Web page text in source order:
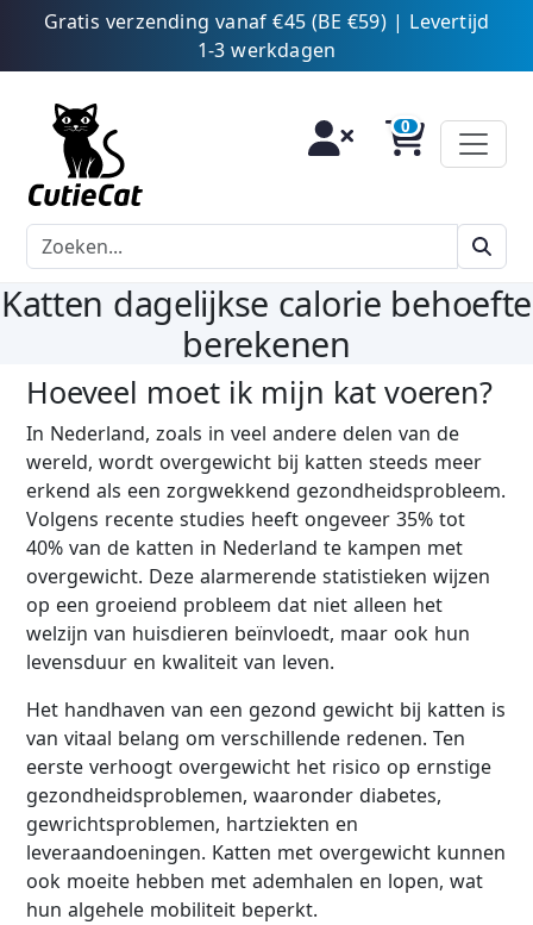
Gratis verzending vanaf €45 (BE €59) | Levertijd
1-3 werkdagen
Katten dagelijkse calorie behoefte
berekenen
Hoeveel moet ik mijn kat voeren?
In Nederland, zoals in veel andere delen van de
wereld, wordt overgewicht bij katten steeds meer
erkend als een zorgwekkend gezondheidsprobleem.
Volgens recente studies heeft ongeveer 35% tot
40% van de katten in Nederland te kampen met
overgewicht. Deze alarmerende statistieken wijzen
op een groeiend probleem dat niet alleen het
welzijn van huisdieren beïnvloedt, maar ook hun
levensduur en kwaliteit van leven.
Het handhaven van een gezond gewicht bij katten is
van vitaal belang om verschillende redenen. Ten
eerste verhoogt overgewicht het risico op ernstige
gezondheidsproblemen, waaronder diabetes,
gewrichtsproblemen, hartziekten en
leveraandoeningen. Katten met overgewicht kunnen
ook moeite hebben met ademhalen en lopen, wat
hun algehele mobiliteit beperkt.